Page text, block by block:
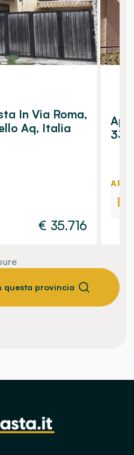
In Via Roma,
Aq, Italia
€ 35.716
33
questa provincia